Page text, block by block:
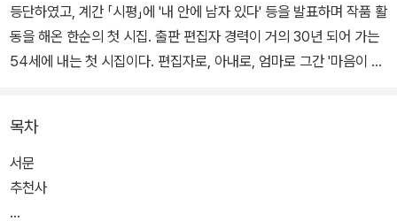
등단하였고, 계간 「시평」에 '내 안에 남자 있다' 등을 발표하며 작품 활
동을 해온 한순의 첫 시집. 출판 편집자 경력이 거의 30년 되어 가는
54세에 내는 첫 시집이다. 편집자로, 아내로, 엄마로 그간 '마음이 흐
목차
서문
추천사